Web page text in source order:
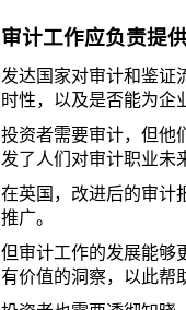
审计工作应负责提
发达国家对审计和鉴证
时性，以及是否能为企
投资者需要审计，但他
发了人们对审计职业未
在英国，改进后的审计
推广。
但审计工作的发展能够
有价值的洞察，以此帮